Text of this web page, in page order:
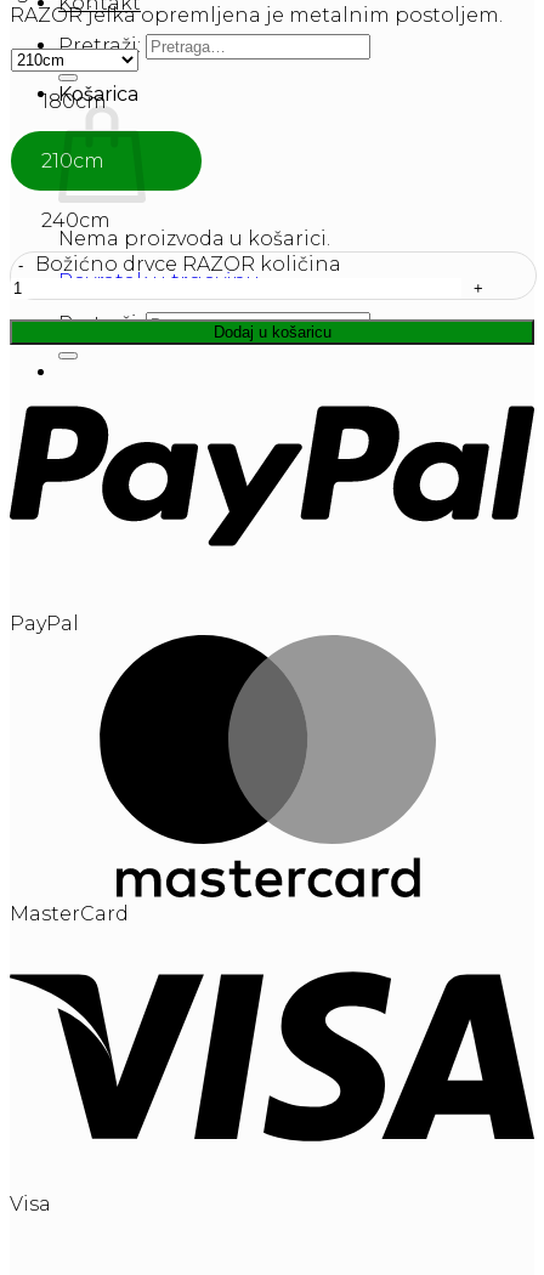
Pretraži:
Košarica
Nema proizvoda u košarici.
Povratak u trgovinu
Pretraži:
RAZOR jelka opremljena je metalnim postoljem.
180cm
210cm
240cm
Božićno drvce RAZOR količina
Dodaj u košaricu
PayPal
MasterCard
Visa